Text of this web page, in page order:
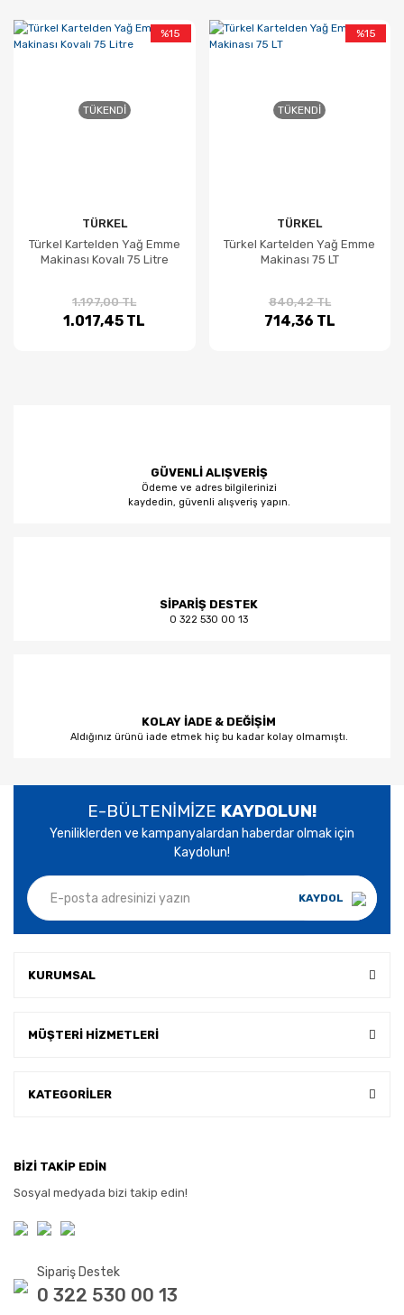
%15
TÜKENDI
TÜRKEL
Türkel Kartelden Yağ Emme
Makinası Kovalı 75 Litre
1.197,00 TL
1.017,45 TL
%15
TÜKENDI
TÜRKEL
Türkel Kartelden Yağ Emme
Makinası 75 LT
840,42 TL
714,36 TL
GÜVENLİ ALIŞVERİŞ
Ödeme ve adres bilgilerinizi
kaydedin, güvenli alışveriş yapın.
SİPARİŞ DESTEK
0 322 530 00 13
KOLAY İADE & DEĞİŞİM
Aldığınız ürünü iade etmek hiç bu kadar kolay olmamıştı.
E-BÜLTENİMİZE KAYDOLUN!
Yeniliklerden ve kampanyalardan haberdar olmak için
Kaydolun!
KAYDOL
KURUMSAL
MÜŞTERİ HİZMETLERİ
KATEGORİLER
BİZİ TAKİP EDİN
Sosyal medyada bizi takip edin!
Sipariş Destek
0 322 530 00 13